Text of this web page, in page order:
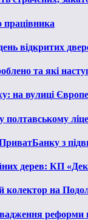
працівника
відкритих
та які
на вулиці
полтавському
з
дерев: КП
колектор на
реформи